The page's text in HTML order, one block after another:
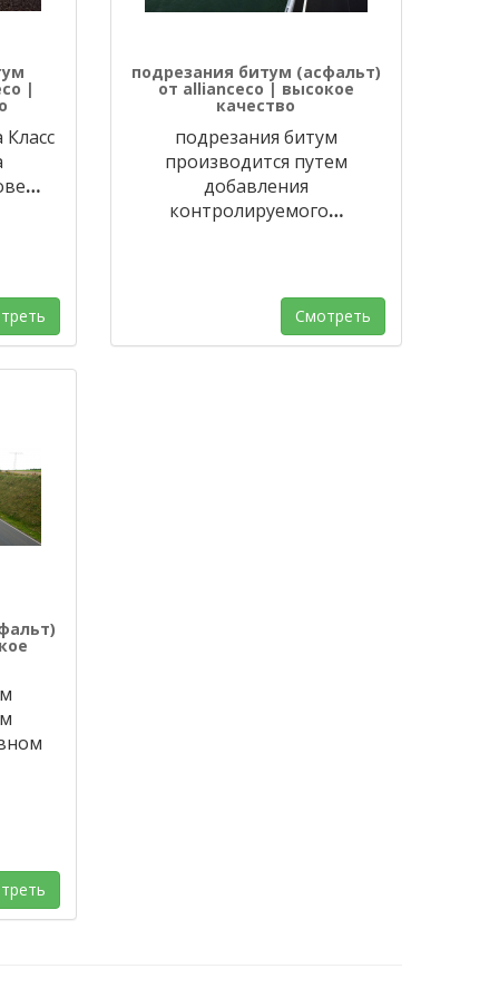
|
Класс
…
подрезания битум (асфальт)
от allianceco | высокое
качество
подрезания битум
производится путем
добавления
контролируемого…
Смотреть